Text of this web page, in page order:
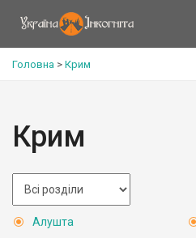
Головна > Крим
Крим
Алушта